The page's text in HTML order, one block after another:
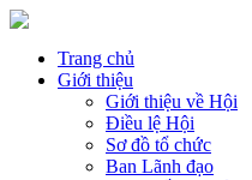
Trang chủ
Giới thiệu
Giới thiệu về Hội
Điều lệ Hội
Sơ đồ tổ chức
Ban Lãnh đạo